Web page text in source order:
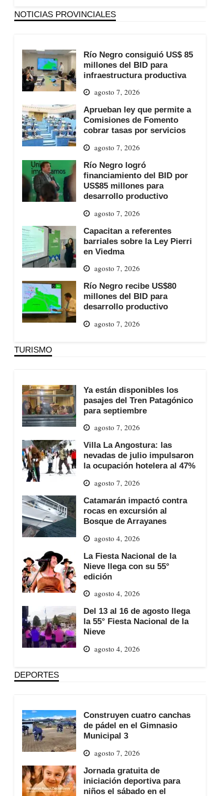
NOTICIAS PROVINCIALES
Río Negro consiguió US$ 85
millones del BID para
infraestructura productiva
agosto 7, 2026
Aprueban ley que permite a
Comisiones de Fomento
cobrar tasas por servicios
agosto 7, 2026
Río Negro logró
financiamiento del BID por
US$85 millones para
desarrollo productivo
agosto 7, 2026
Capacitan a referentes
barriales sobre la Ley Pierri
en Viedma
agosto 7, 2026
Río Negro recibe US$80
millones del BID para
desarrollo productivo
agosto 7, 2026
TURISMO
Ya están disponibles los
pasajes del Tren Patagónico
para septiembre
agosto 7, 2026
Villa La Angostura: las
nevadas de julio impulsaron
la ocupación hotelera al 47%
agosto 7, 2026
Catamarán impactó contra
rocas en excursión al
Bosque de Arrayanes
agosto 4, 2026
La Fiesta Nacional de la
Nieve llega con su 55°
edición
agosto 4, 2026
Del 13 al 16 de agosto llega
la 55° Fiesta Nacional de la
Nieve
agosto 4, 2026
DEPORTES
Construyen cuatro canchas
de pádel en el Gimnasio
Municipal 3
agosto 7, 2026
Jornada gratuita de
iniciación deportiva para
niños el sábado en el